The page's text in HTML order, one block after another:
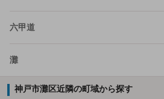
六甲道
灘
神戸市灘区近隣の町域から探す